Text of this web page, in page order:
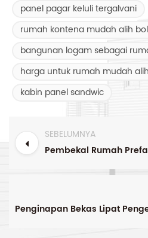
panel pagar keluli tergalvani
rumah kontena mudah alih
bangunan logam sebagai
harga untuk rumah mudah alih
kabin panel sandwic
SEBELUMNYA